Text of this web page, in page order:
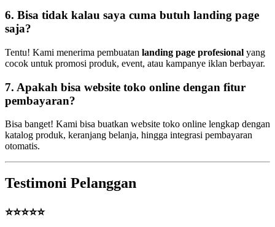
6. Bisa tidak kalau saya cuma butuh landing page
saja?
Tentu! Kami menerima pembuatan landing page profesional yang
cocok untuk promosi produk, event, atau kampanye iklan berbayar.
7. Apakah bisa website toko online dengan fitur
pembayaran?
Bisa banget! Kami bisa buatkan website toko online lengkap dengan
katalog produk, keranjang belanja, hingga integrasi pembayaran
otomatis.
Testimoni Pelanggan
⭐⭐⭐⭐⭐